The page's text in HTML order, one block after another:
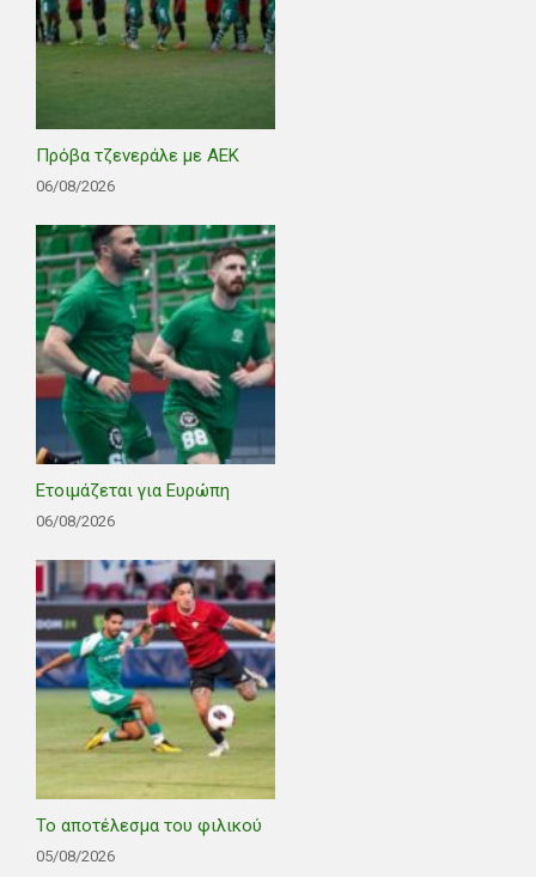
Πρόβα τζενεράλε με ΑΕΚ
06/08/2026
Ετοιμάζεται για Ευρώπη
06/08/2026
Το αποτέλεσμα του φιλικού
05/08/2026